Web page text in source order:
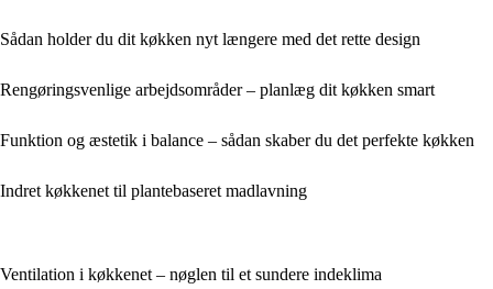
Sådan holder du dit køkken nyt længere med det rette design
Rengøringsvenlige arbejdsområder – planlæg dit køkken smart
Funktion og æstetik i balance – sådan skaber du det perfekte køkken
Indret køkkenet til plantebaseret madlavning
Ventilation i køkkenet – nøglen til et sundere indeklima